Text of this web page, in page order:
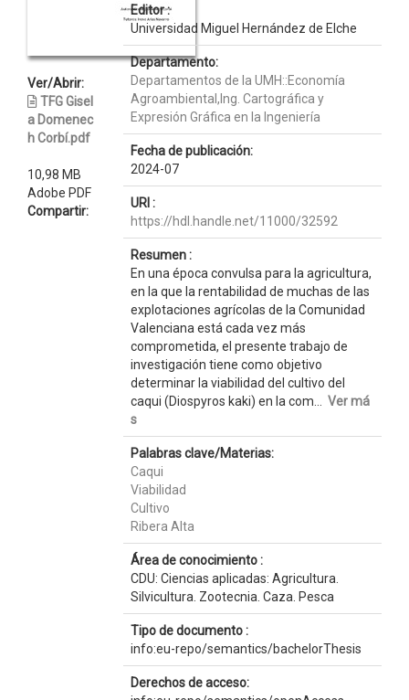
Ver/Abrir:
TFG Gisel
a Domenec
h Corbí.pdf
10,98 MB
Adobe PDF
Compartir:
Editor :
Universidad Miguel Hernández de Elche
Departamento:
Departamentos de la UMH::Economía
Agroambiental,Ing. Cartográfica y
Expresión Gráfica en la Ingeniería
Fecha de publicación:
2024-07
URI :
https://hdl.handle.net/11000/32592
Resumen :
En una época convulsa para la agricultura,
en la que la rentabilidad de muchas de las
explotaciones agrícolas de la Comunidad
Valenciana está cada vez más
comprometida, el presente trabajo de
investigación tiene como objetivo
determinar la viabilidad del cultivo del
caqui (Diospyros kaki) en la com... Ver má
s
Palabras clave/Materias:
Caqui
Viabilidad
Cultivo
Ribera Alta
Área de conocimiento :
CDU: Ciencias aplicadas: Agricultura.
Silvicultura. Zootecnia. Caza. Pesca
Tipo de documento :
info:eu-repo/semantics/bachelorThesis
Derechos de acceso: